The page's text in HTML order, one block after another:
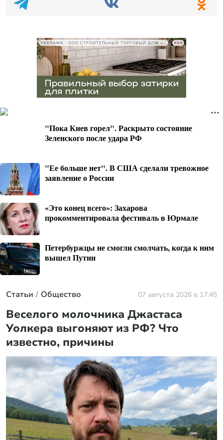
РЕКЛАМА • ООО СТРОИТЕЛЬНЫЙ ТОРГОВЫЙ ДОМ «ПЕТРОВИЧ», ИНН 7802348846
"Пока Киев горел". Раскрыто состояние
Зеленского после удара РФ
"Ее больше нет". В США сделали тревожное
заявление о России
«Это конец всего»: Захарова
прокомментировала фестиваль в Юрмале
Петербуржцы не смогли смолчать, когда к ним
вышел Путин
Статьи Общество 07 августа 2026 в 17:45
Веселого молочника Джастаса
Уолкера выгоняют из РФ? Что
известно, причины